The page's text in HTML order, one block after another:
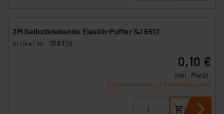
3M Selbstklebende Elastik-Puffer SJ 6512
Artikel-Nr. 058328
0,10 €
inkl. MwSt.
Informationen zu Versandkosten